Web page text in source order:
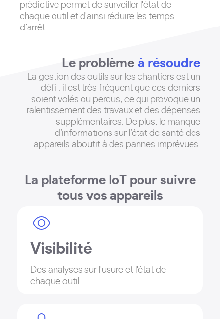
prédictive permet de surveiller l'état de
chaque outil et d'ainsi réduire les temps
d’arrêt.
Le problème à résoudre
La gestion des outils sur les chantiers est un
défi : il est très fréquent que ces derniers
soient volés ou perdus, ce qui provoque un
ralentissement des travaux et des dépenses
supplémentaires. De plus, le manque
d’informations sur l’état de santé des
appareils aboutit à des pannes imprévues.
La plateforme IoT pour suivre
tous vos appareils
Visibilité
Des analyses sur l'usure et l'état de
chaque outil